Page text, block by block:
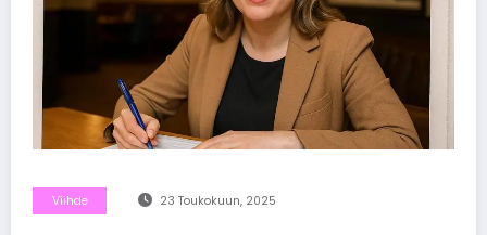
Viihde 23 Toukokuun, 2025